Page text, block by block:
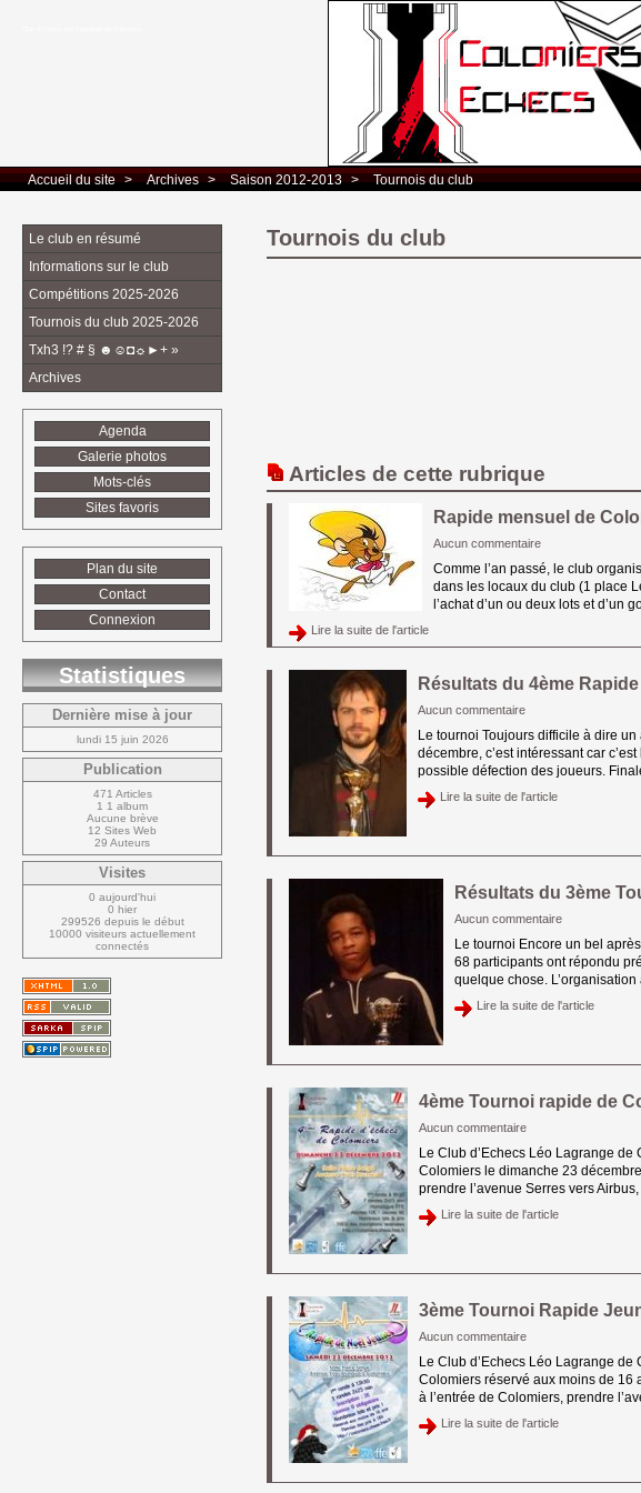
Accueil du site > Archives > Saison 2012-2013 > Tournois du club
Tournois du club
Articles de cette rubrique
Rapide mensuel de
Aucun commentaire
Comme l’an passé, le club
dans les locaux du club (1 place
l’achat d’un ou deux lots et d’un
Lire la suite de l'article
Résultats du 4ème
Aucun commentaire
Le tournoi Toujours difficile à dire
décembre, c’est intéressant car
possible défection des joueurs.
Lire la suite de l'article
Résultats du 3ème
Aucun commentaire
Le tournoi Encore un bel
68 participants ont répondu
quelque chose.
Lire la suite de l'article
4ème Tournoi rapide de
Aucun commentaire
Le Club d’Echecs Léo Lagrange
Colomiers le dimanche 23
prendre l’avenue Serres vers
Lire la suite de l'article
3ème Tournoi Rapide
Aucun commentaire
Le Club d’Echecs Léo Lagrange
Colomiers réservé aux moins de 16
à l’entrée de Colomiers, prendre
Lire la suite de l'article
Le club en résumé
Informations sur le club
Compétitions 2025-2026
Tournois du club 2025-2026
Txh3 !? # § ☻☺◘☼►+ »
Archives
Agenda
Galerie photos
Mots-clés
Sites favoris
Plan du site
Contact
Connexion
Statistiques
Dernière mise à jour
lundi 15 juin 2026
Publication
471 Articles
1 1 album
Aucune brève
12 Sites Web
29 Auteurs
Visites
0 aujourd'hui
0 hier
299526 depuis le début
10000 visiteurs actuellement
connectés